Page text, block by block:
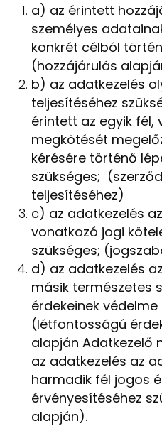
a) az érintett
személyes
konkrét célból
(hozzájárulás
b) az adatkezelés
teljesítéséhez
érintett az egyik fél,
megkötését
kérésére történő
szükséges;
teljesítéséhez)
c) az adatkezelés
vonatkozó jogi
szükséges;
d) az adatkezelés
másik természetes
érdekeinek
(létfontosságú
alapján Adatkezelő
az adatkezelés az
harmadik fél jogos
érvényesítéséhez
alapján).